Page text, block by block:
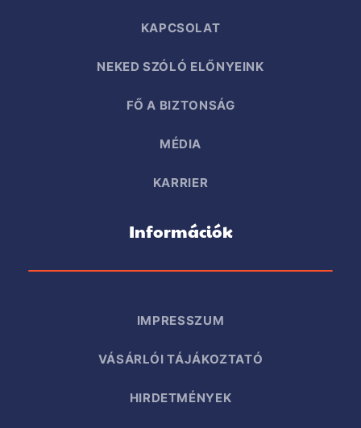
KAPCSOLAT
NEKED SZÓLÓ ELŐNYEINK
FŐ A BIZTONSÁG
MÉDIA
KARRIER
Információk
IMPRESSZUM
VÁSÁRLÓI TÁJÁKOZTATÓ
HIRDETMÉNYEK